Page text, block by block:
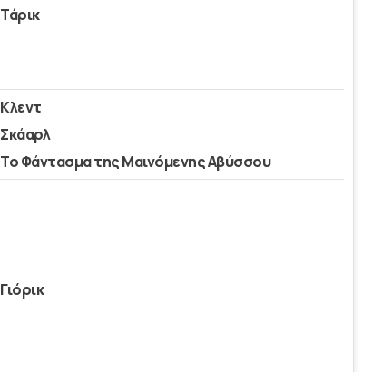
Τάρικ
Κλεντ
Σκάαρλ
Το Φάντασμα της Μαινόμενης Αβύσσου
Γιόρικ